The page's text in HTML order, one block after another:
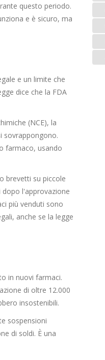
questo periodo.
e è sicuro, ma
e un limite che
dice che la FDA
(NCE), la
sovrappongono.
farmaco, usando
brevetti su piccole
l'approvazione
più venduti sono
anche se la legge
in nuovi farmaci.
di oltre 12.000
insostenibili.
sospensioni
di soldi. È una